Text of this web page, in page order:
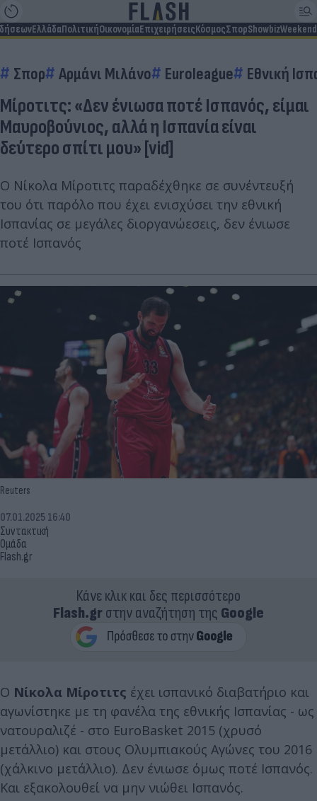
ΕλλάδαΠολιτικήΟικονομίαΕπιχειρήσειςΚόσμοςΣπορShowbizWeekend
Σπορ Αρμάνι Μιλάνο Euroleague Εθνική
Μίροτιτς: «Δεν ένιωσα ποτέ Ισπανός, είμαι
Μαυροβούνιος, αλλά η Ισπανία είναι
δεύτερο σπίτι μου» [vid]
Ο Νίκολα Μίροτιτς παραδέχθηκε σε συνέντευξή
του ότι παρόλο που έχει ενισχύσει την εθνική
Ισπανίας σε μεγάλες διοργανώεσεις, δεν ένιωσε
ποτέ Ισπανός
Reuters
Συντακτική
Ομάδα
Flash.gr
07.01.2025 16:40
Κάνε κλικ και δες περισσότερο
Flash.grστην αναζήτηση της Google
Ο Νίκολα Μίροτιτς έχει ισπανικό διαβατήριο και
αγωνίστηκε με τη φανέλα της εθνικής Ισπανίας - ως
νατουραλιζέ - στο EuroBasket 2015 (χρυσό
μετάλλιο) και στους Ολυμπιακούς Αγώνες του 2016
(χάλκινο μετάλλιο). Δεν ένιωσε όμως ποτέ Ισπανός.
Και εξακολουθεί να μην νιώθει Ισπανός.